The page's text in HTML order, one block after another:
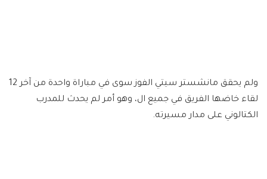
ولم يحقق مانشستر سيتي الفوز سوى في مباراة واحدة من آخر 12
لقاء خاضها الفريق في جميع ال، وهو أمر لم يحدث للمدرب
الكتالوني على مدار مسيرته.